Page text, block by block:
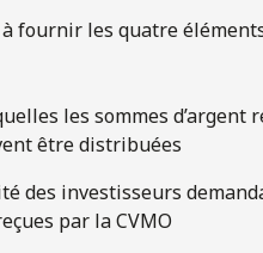
fournir les quatre
les sommes d’argent
être distribuées
des investisseurs
par la CVMO